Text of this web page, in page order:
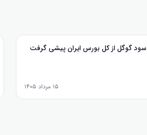
سود گوگل از کل بورس ایران پیشی گرفت
۱۵ مرداد ۱۴۰۵